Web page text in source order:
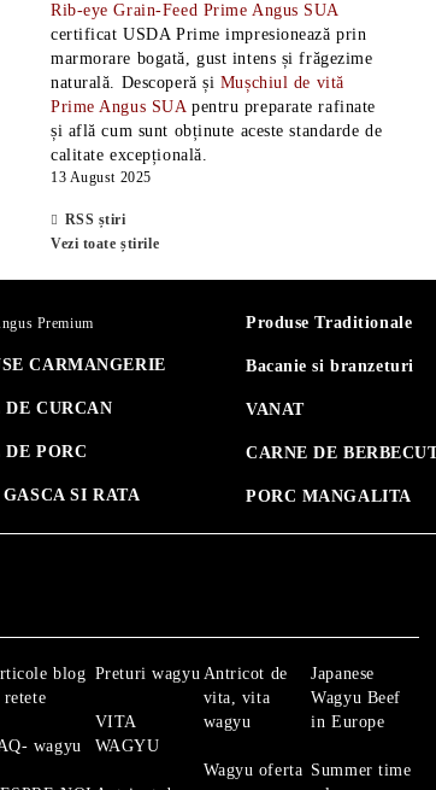
Rib-eye Grain-Feed Prime Angus SUA
certificat USDA Prime impresionează prin
marmorare bogată, gust intens și frăgezime
naturală. Descoperă și Mușchiul de vită
Prime Angus SUA pentru preparate rafinate
și află cum sunt obținute aceste standarde de
calitate excepțională.
13 August 2025
RSS știri
Vezi toate știrile
Premium
CARMANGERIE
DE CURCAN
DE PORC
SI RATA
Produse Traditionale
Bacanie si branzeturi
VANAT
CARNE DE
PORC MANGALITA
blog
retete
wagyu
Preturi wagyu
VITA
WAGYU
Antricot de
vita, vita
wagyu
Wagyu oferta
Japanese
Wagyu Beef
in Europe
Summer time